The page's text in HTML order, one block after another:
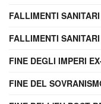
FALLIMENTI
FALLIMENTI
FINE DEGLI IMPERI
FINE DEL